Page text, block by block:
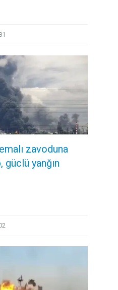
zavoduna
yanğın